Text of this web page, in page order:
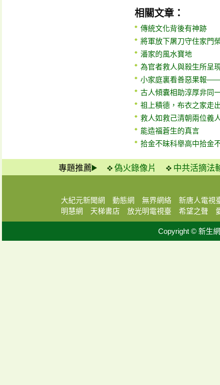
相關文章：
傳統文化背後有神跡
將軍放下屠刀守住家門
潘家的風水寶地
為官者救人與殺生所呈
小家庭裏看善惡果報
古人傾囊相助淳厚非同
祖上積德，布衣之家走
救人如救己清朝兩位義
能造福蒼生的真言
拾金不昧科舉高中拾金
專題推薦 偽火錄像片 中共活摘法
大紀元新聞網 動態網 無界網絡
新唐人電視
明慧網
天梯書店 放光明電視臺 希望之聲
Copyright © 新生